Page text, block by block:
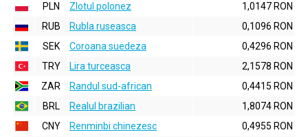
PLN
Zlotul polonez
1,0147 RON
RUB
Rubla ruseasca
0,1096 RON
SEK
Coroana suedeza
0,4296 RON
TRY
Lira turceasca
2,1578 RON
ZAR
Randul sud-african
0,4415 RON
BRL
Realul brazilian
1,8074 RON
CNY
Renminbi chinezesc
0,4955 RON